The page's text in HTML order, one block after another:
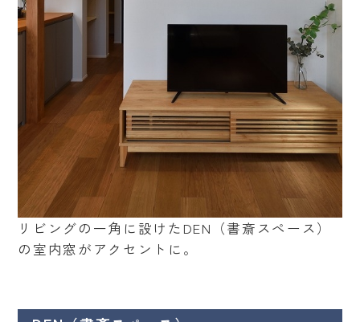
リビングの一角に設けたDEN（書斎スペース）
の室内窓がアクセントに。